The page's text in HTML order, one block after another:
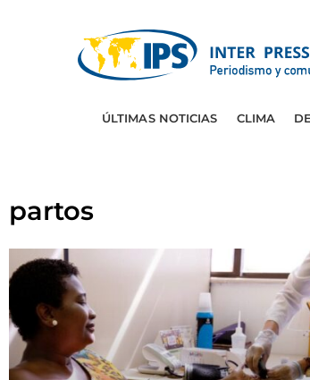
ÚLTIMAS NOTICIAS CLIMA
partos